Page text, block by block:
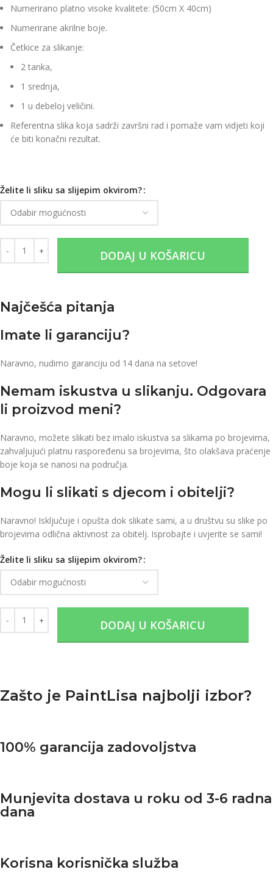
Numerirano platno visoke kvalitete: (50cm X 40cm)
Numerirane akrilne boje.
Četkice za slikanje:
2 tanka,
1 srednja,
1 u debeloj veličini.
Referentna slika koja sadrži završni rad i pomaže vam vidjeti koji
će biti konačni rezultat.
Želite li sliku sa slijepim okvirom?
DODAJ U KOŠARICU
Najčešća pitanja
Imate li garanciju?
Naravno, nudimo garanciju od 14 dana na setove!
Nemam iskustva u slikanju. Odgovara
li proizvod meni?
Naravno, možete slikati bez imalo iskustva sa slikama po brojevima,
zahvaljujući platnu raspoređenu sa brojevima, što olakšava praćenje
boje koja se nanosi na područja.
Mogu li slikati s djecom i obitelji?
Naravno! Isključuje i opušta dok slikate sami, a u društvu su slike po
brojevima odlična aktivnost za obitelj. Isprobajte i uvjerite se sami!
Želite li sliku sa slijepim okvirom?
DODAJ U KOŠARICU
Zašto je PaintLisa najbolji izbor?
100% garancija zadovoljstva
Munjevita dostava u roku od 3-6 radna
dana
Korisna korisnička služba